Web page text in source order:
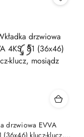
drzwiowa EVVA